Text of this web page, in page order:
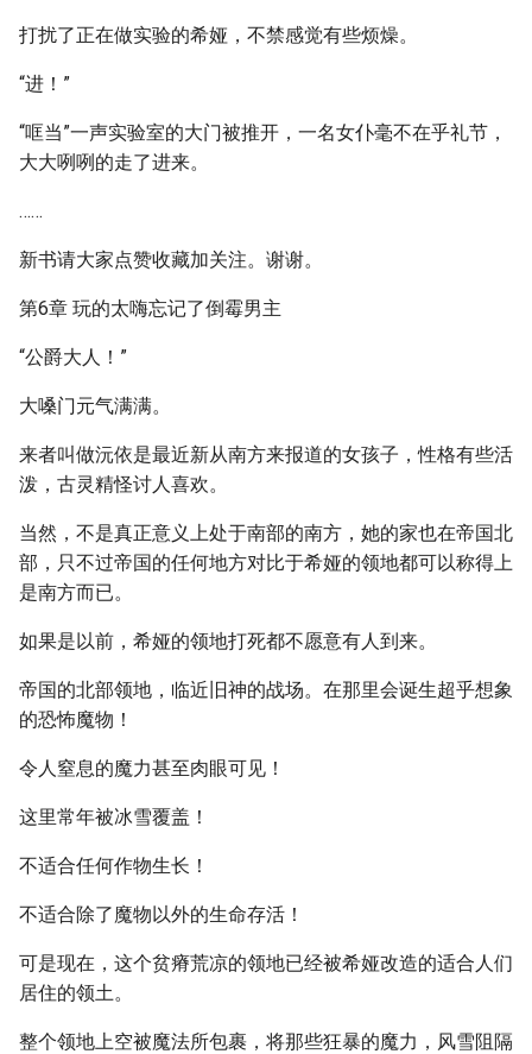
打扰了正在做实验的希娅，不禁感觉有些烦燥。
“进！”
“哐当”一声实验室的大门被推开，一名女仆毫不在乎礼节，
大大咧咧的走了进来。
……
新书请大家点赞收藏加关注。谢谢。
第6章 玩的太嗨忘记了倒霉男主
“公爵大人！”
大嗓门元气满满。
来者叫做沅依是最近新从南方来报道的女孩子，性格有些活
泼，古灵精怪讨人喜欢。
当然，不是真正意义上处于南部的南方，她的家也在帝国北
部，只不过帝国的任何地方对比于希娅的领地都可以称得上
是南方而已。
如果是以前，希娅的领地打死都不愿意有人到来。
帝国的北部领地，临近旧神的战场。在那里会诞生超乎想象
的恐怖魔物！
令人窒息的魔力甚至肉眼可见！
这里常年被冰雪覆盖！
不适合任何作物生长！
不适合除了魔物以外的生命存活！
可是现在，这个贫瘠荒凉的领地已经被希娅改造的适合人们
居住的领土。
整个领地上空被魔法所包裹，将那些狂暴的魔力，风雪阻隔